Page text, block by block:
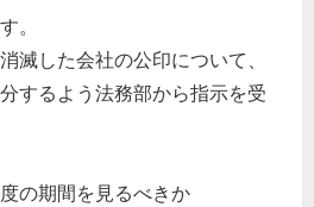
。
滅した会社の公印について、
するよう法務部から指示を受
の期間を見るべきか